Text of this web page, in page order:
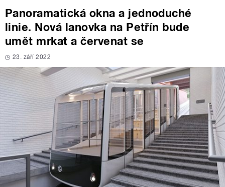
Panoramatická okna a jednoduché
linie. Nová lanovka na Petřín bude
umět mrkat a červenat se
23. září 2022